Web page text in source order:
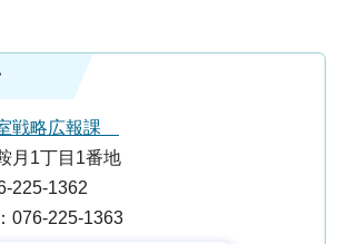
戦略広報課
月1丁目1番地
225-1362
076-225-1363